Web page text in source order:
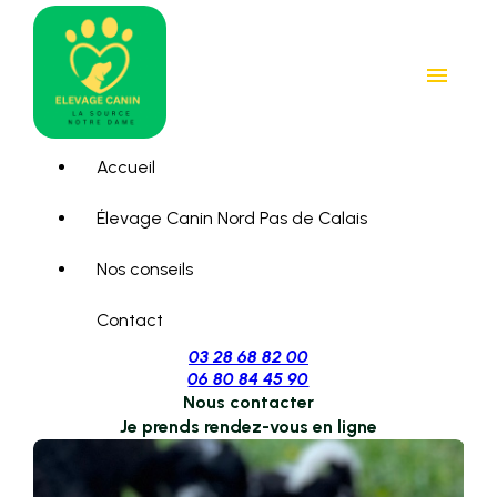
menu
Accueil
Élevage Canin Nord Pas de Calais
Nos conseils
Contact
03 28 68 82 00
06 80 84 45 90
Nous contacter
Je prends rendez-vous en ligne
Panneau de gestion des cookies